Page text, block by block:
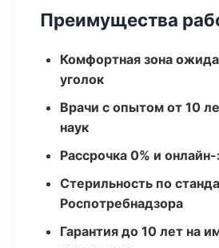
Преимущества
Комфортная зона
уголок
Врачи с опытом от 10
наук
Рассрочка 0% и
Стерильность по
Роспотребнадзора
Гарантия до 10 лет на